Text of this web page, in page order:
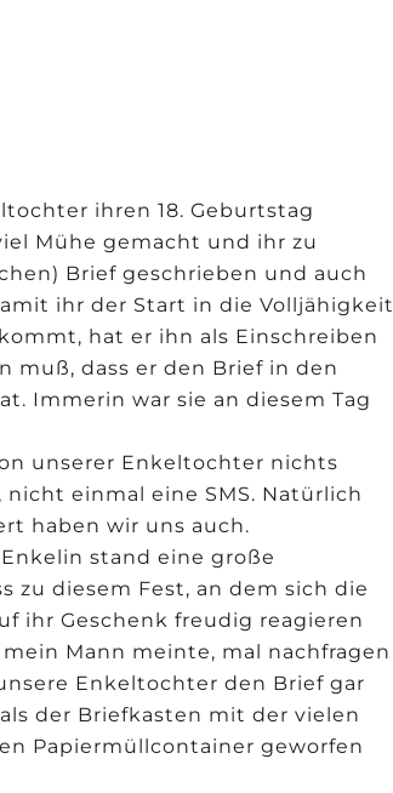
ihren 18. Geburtstag
Mühe gemacht und ihr zu
Brief geschrieben und auch
ihr der Start in die Volljähigkeit
hat er ihn als Einschreiben
muß, dass er den Brief in den
Immerin war sie an diesem Tag
unserer Enkeltochter nichts
einmal eine SMS. Natürlich
haben wir uns auch.
stand eine große
zu diesem Fest, an dem sich die
ihr Geschenk freudig reagieren
Mann meinte, mal nachfragen
Enkeltochter den Brief gar
der Briefkasten mit der vielen
Papiermüllcontainer geworfen